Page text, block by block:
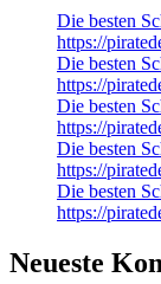
Die besten
https://
Die besten
https://
Die besten
https://
Die besten
https://
Die besten
https://
Neueste